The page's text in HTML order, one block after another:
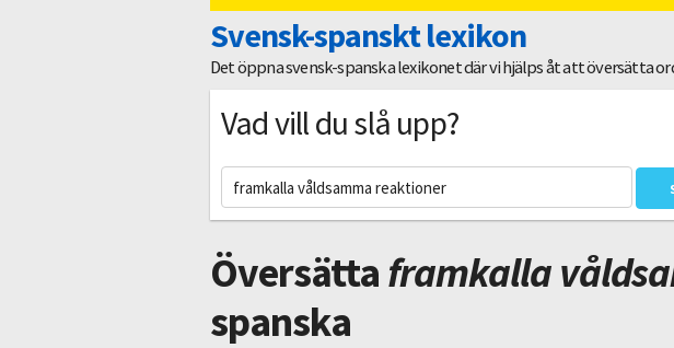
Svensk-spanskt lexikon
Det öppna svensk-spanska lexikonet där vi hjälps åt att översätta
Vad vill du slå upp?
Översättaframkalla
spanska